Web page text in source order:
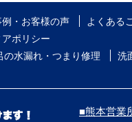
例・お客様の声 よくある
ポリシー
の水漏れ・つまり修理 洗
■熊本営業